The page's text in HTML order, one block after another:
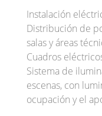
Instalación
Distribución de
salas y áreas
Cuadros
Sistema de
escenas, con
ocupación y el